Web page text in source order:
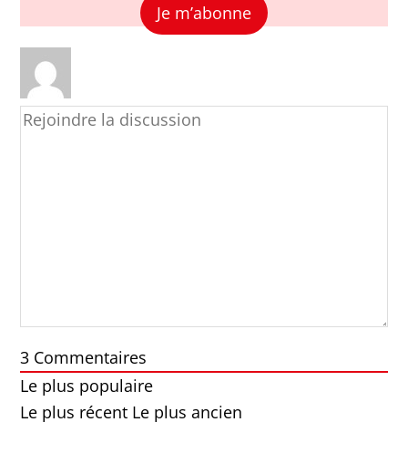
Je m’abonne
3 Commentaires
Le plus populaire
Le plus récent Le plus ancien